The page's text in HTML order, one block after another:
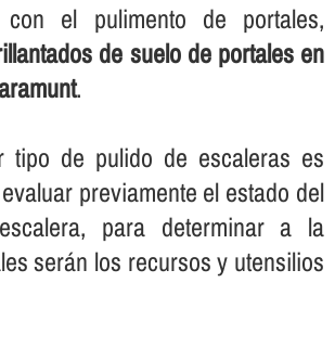
el pulimento de portales,
de suelo de portales en
.
tipo de pulido de escaleras es
previamente el estado del
para determinar a la
serán los recursos y utensilios